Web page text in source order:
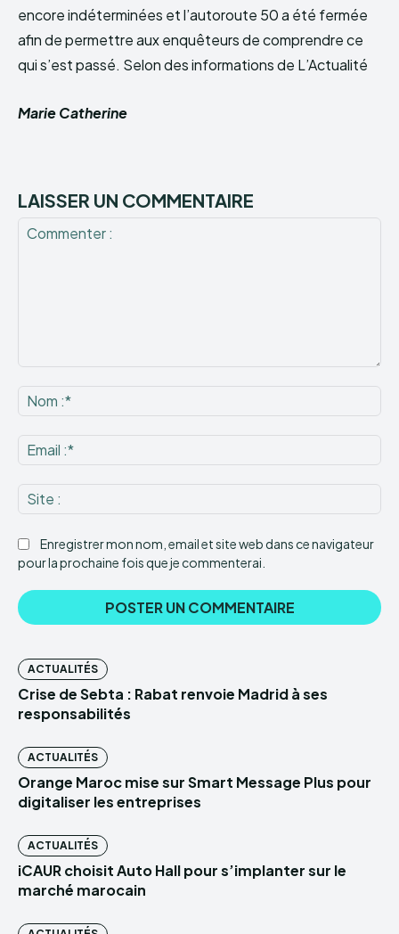
encore indéterminées et l’autoroute 50 a été fermée
afin de permettre aux enquêteurs de comprendre ce
qui s’est passé. Selon des informations de L’Actualité
Marie Catherine
LAISSER UN COMMENTAIRE
:*
:*
:
Enregistrer mon nom, email et site web dans ce navigateur
pour la prochaine fois que je commenterai.
ACTUALITÉS
Crise de Sebta : Rabat renvoie Madrid à ses
responsabilités
ACTUALITÉS
Orange Maroc mise sur Smart Message Plus pour
digitaliser les entreprises
ACTUALITÉS
iCAUR choisit Auto Hall pour s’implanter sur le
marché marocain